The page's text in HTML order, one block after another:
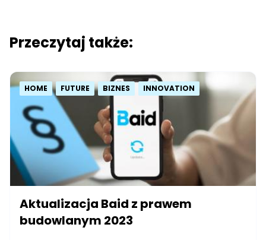
Przeczytaj także:
HOME FUTURE BIZNES INNOVATION
Aktualizacja Baid z prawem
budowlanym 2023